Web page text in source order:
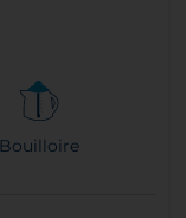
Bouilloire